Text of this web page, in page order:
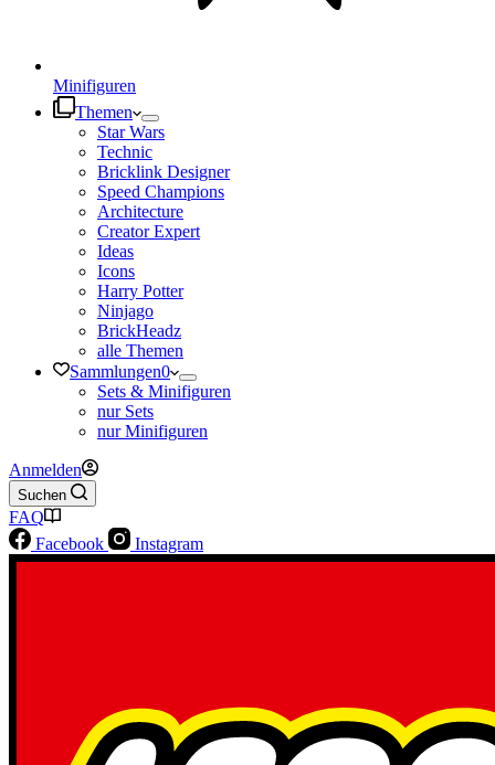
Minifiguren
Themen
Star Wars
Technic
Bricklink Designer
Speed Champions
Architecture
Creator Expert
Ideas
Icons
Harry Potter
Ninjago
BrickHeadz
alle Themen
Sammlungen0
Sets & Minifiguren
nur Sets
nur Minifiguren
Anmelden
Suchen
FAQ
Facebook
Instagram